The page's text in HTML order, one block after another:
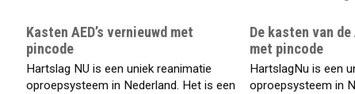
Kasten AED’s vernieuwd met
pincode
Hartslag NU is een uniek reanimatie
oproepsysteem in Nederland. Het is een
De kasten van de
met pincode
HartslagNu is een
oproepsysteem in